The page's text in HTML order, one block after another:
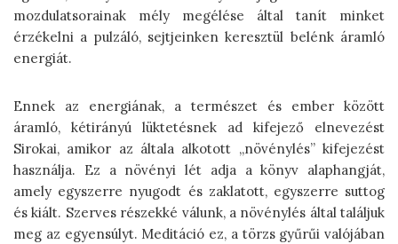
mozdulatsorainak mély megélése által tanít minket
érzékelni a pulzáló, sejtjeinken keresztül belénk áramló
energiát.
Ennek az energiának, a természet és ember között
áramló, kétirányú lüktetésnek ad kifejező elnevezést
Sirokai, amikor az általa alkotott „növénylés” kifejezést
használja. Ez a növényi lét adja a könyv alaphangját,
amely egyszerre nyugodt és zaklatott, egyszerre suttog
és kiált. Szerves részekké válunk, a növénylés által találjuk
meg az egyensúlyt. Meditáció ez, a törzs gyűrűi valójában